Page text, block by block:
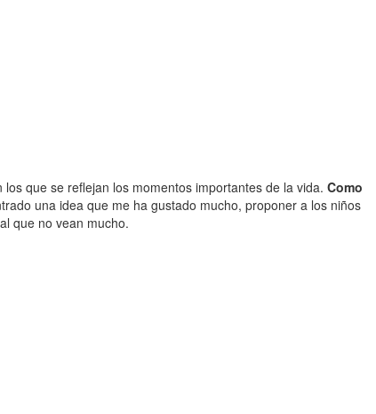
que se reflejan los momentos importantes de la vida. Como
una idea que me ha gustado mucho, proponer a los niños
que no vean mucho.